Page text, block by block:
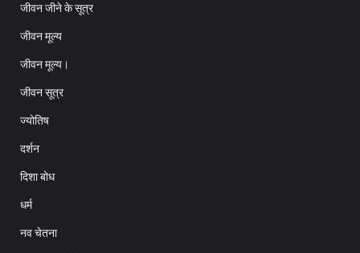
जीवन जीने के सूत्र
जीवन मूल्य
जीवन मूल्य।
जीवन सूत्र
ज्योतिष
दर्शन
दिशा बोध
धर्म
नव चेतना